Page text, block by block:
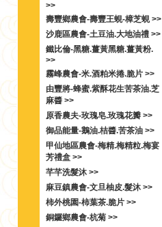
>>
壽豐鄉農會-壽豐王蜆-樟芝蜆 >>
沙鹿區農會-土豆油.大地油禮 >>
鐵比倫-黑糖.薑黃黑糖.薑黃粉.
>>
霧峰農會-米.酒粕米捲.脆片 >>
由豐將-蜂蜜.紫酥花生苦茶油.芝
麻醬 >>
原香農夫-玫瑰皂.玫瑰花瓣 >>
御品能量-鵝油.桔醬.苦茶油 >>
甲仙地區農會-梅精.梅精粒.梅宴
芳禮盒 >>
芊芊洗髮沐 >>
麻豆鎮農會-文旦柚皮.髮沐 >>
柿外桃園-柿葉茶.脆片 >>
銅鑼鄉農會-杭菊 >>